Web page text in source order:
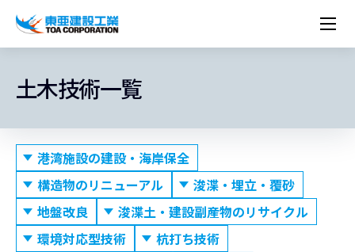
経営理念
トップメッセージ
労働安全衛生・環境・品質方針
プレスリリース
営業種目
ネットワーク
役員一覧
コーポレートメッセージ
東亜坊や
シンボルマーク「三羽の鶴」
関連書籍
東亜の歩み ～From 1908 to 2008～
株主・投資家情報
トップメッセージ
中期経営計画資料
統合報告書
IRニュース
最新IR資料
IRカレンダー
株価情報
シェアードリサーチレポート
経営方針
IRライブラリー
株式・社債情報
IRイベント
IRサポート
ESGに関する外部評価
実績紹介
国内から探す
海外から探す
年代別
トップメッセージ
サステナビリティ経営
重要課題とKPI
DX戦略
統合報告書
環境行動規範
環境マネジメント
カーボンニュートラルへの取組み
生物多様性
（自然関連の情報開示）
人権の尊重
人材育成
健康経営
労働安全衛生
品質向上
コーポレートガバナンス
コンプライアンス
リスクマネジメント
情報セキュリティ
AI活用ポリシー
社会貢献活動
ESGに関する外部評価
技術とサービス
ニーズから探す
施設・用途から探す
建築技術一覧
土木技術一覧
所有船舶一覧
技術研究開発センター
海の相談室
冷蔵倉庫の相談室
冷蔵倉庫をつくりたい
木質化計画 特別鼎談
お問い合わせ
採用情報
新卒・第二新卒採用情報
キャリア採用
障がい者採用
カムバック採用
Careers (English)
コーポレートメッセージ
土木技術一覧
港湾施設の建設・海岸保全
構造物のリニューアル
浚渫・埋立・覆砂
地盤改良
浚渫土・建設副産物のリサイクル
環境対応型技術
杭打ち技術